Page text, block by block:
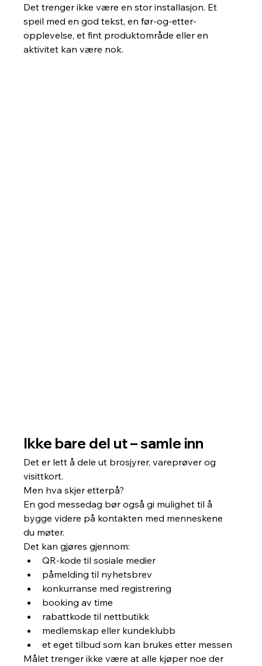
Det trenger ikke være en stor installasjon. Et
speil med en god tekst, en før-og-etter-
opplevelse, et fint produktområde eller en
aktivitet kan være nok.
Ikke bare del ut – samle inn
Det er lett å dele ut brosjyrer, vareprøver og
visittkort.
Men hva skjer etterpå?
En god messedag bør også gi mulighet til å
bygge videre på kontakten med menneskene
du møter.
Det kan gjøres gjennom:
QR-kode til sosiale medier
påmelding til nyhetsbrev
konkurranse med registrering
booking av time
rabattkode til nettbutikk
medlemskap eller kundeklubb
et eget tilbud som kan brukes etter messen
Målet trenger ikke være at alle kjøper noe der